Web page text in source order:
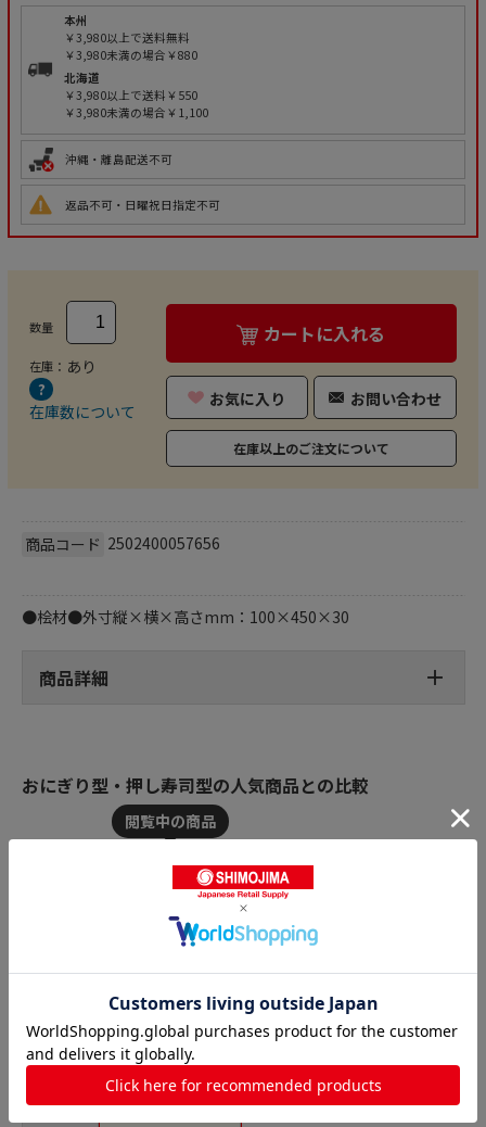
本州
￥3,980以上で送料無料
￥3,980未満の場合￥880
北海道
￥3,980以上で送料￥550
￥3,980未満の場合￥1,100
沖縄・離島配送不可
返品不可・日曜祝日指定不可
数量
在庫： あり
在庫数について
カートに入れる
お気に入り お問い合わせ
在庫以上のご注文について
商品コード 2502400057656
●桧材●外寸縦×横×高さmm：100×450×30
商品詳細
おにぎり型・押し寿司型の人気商品との比較
込)
桧 おにぎり型 押器付
5穴 1個（ご注文単位1
個）【直送品】
￥3,976